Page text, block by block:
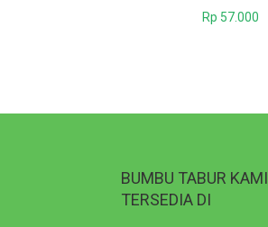
Rp 57.000
BUMBU TABUR KAMI
TERSEDIA DI